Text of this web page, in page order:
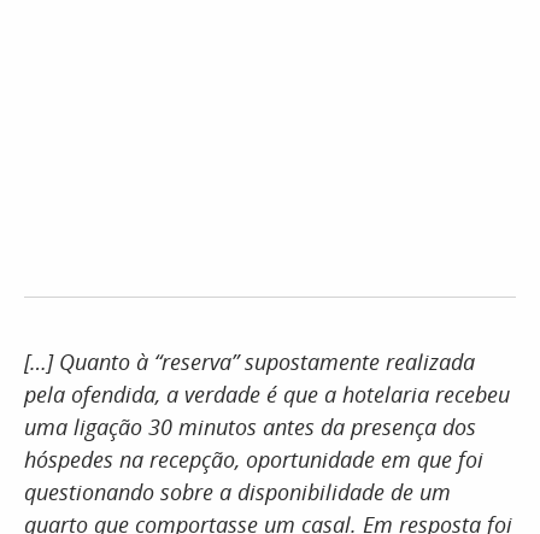
[…] Quanto à “reserva” supostamente realizada
pela ofendida, a verdade é que a hotelaria recebeu
uma ligação 30 minutos antes da presença dos
hóspedes na recepção, oportunidade em que foi
questionando sobre a disponibilidade de um
quarto que comportasse um casal. Em resposta foi